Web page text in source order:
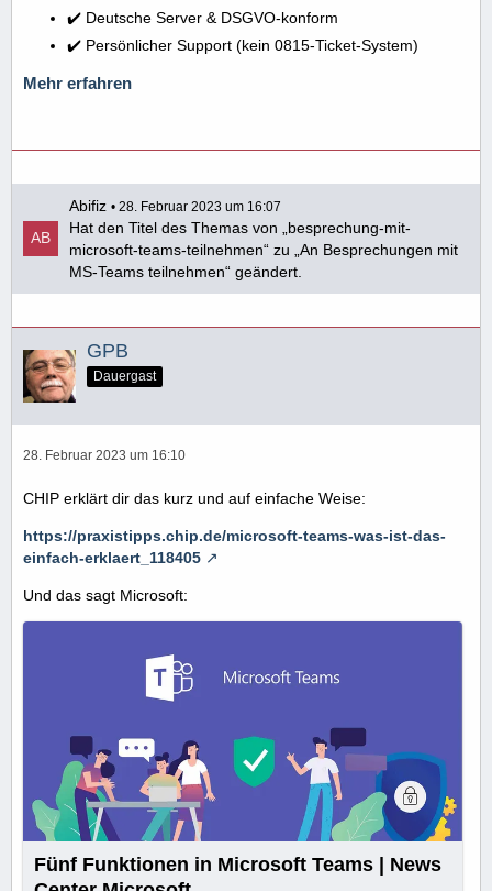
✔️ Deutsche Server & DSGVO-konform
✔️ Persönlicher Support (kein 0815-Ticket-System)
Mehr erfahren
Abifiz 28. Februar 2023 um 16:07
Hat den Titel des Themas von „besprechung-mit-
microsoft-teams-teilnehmen“ zu „An Besprechungen mit
MS-Teams teilnehmen“ geändert.
GPB
Dauergast
28. Februar 2023 um 16:10
CHIP erklärt dir das kurz und auf einfache Weise:
https://praxistipps.chip.de/microsoft-teams-was-ist-das-
einfach-erklaert_118405
Und das sagt Microsoft:
Fünf Funktionen in Microsoft Teams | News